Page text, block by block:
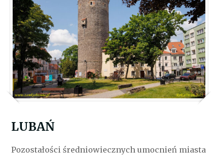
LUBAŃ
Pozostałości średniowiecznych umocnień miasta